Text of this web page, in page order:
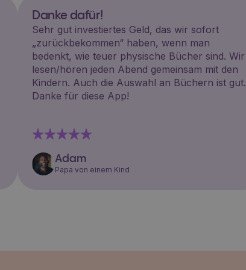
Danke dafür!
Sehr gut investiertes Geld, das wir sofort
„zurückbekommen“ haben, wenn man
bedenkt, wie teuer physische Bücher sind. Wir
lesen/hören jeden Abend gemeinsam mit den
Kindern. Auch die Auswahl an Büchern ist gut.
Danke für diese App!
Adam
Papa von einem Kind